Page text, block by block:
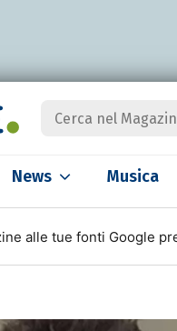
News Musica
alle tue fonti Google